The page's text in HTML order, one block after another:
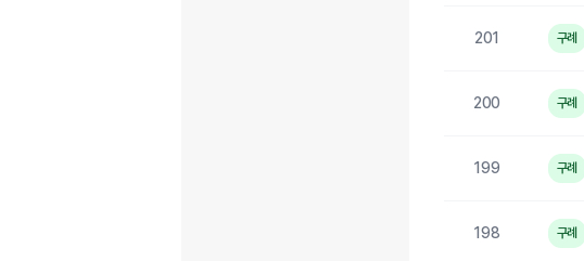
201 구례
200 구례
199 구례
198 구례